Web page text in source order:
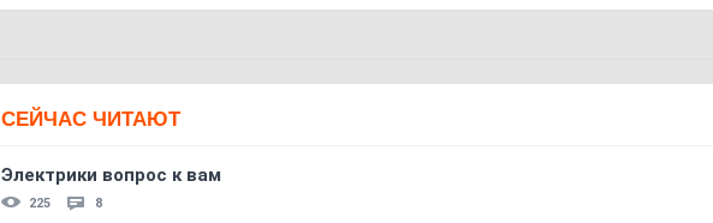
СЕЙЧАС ЧИТАЮТ
Электрики вопрос к вам
225 8